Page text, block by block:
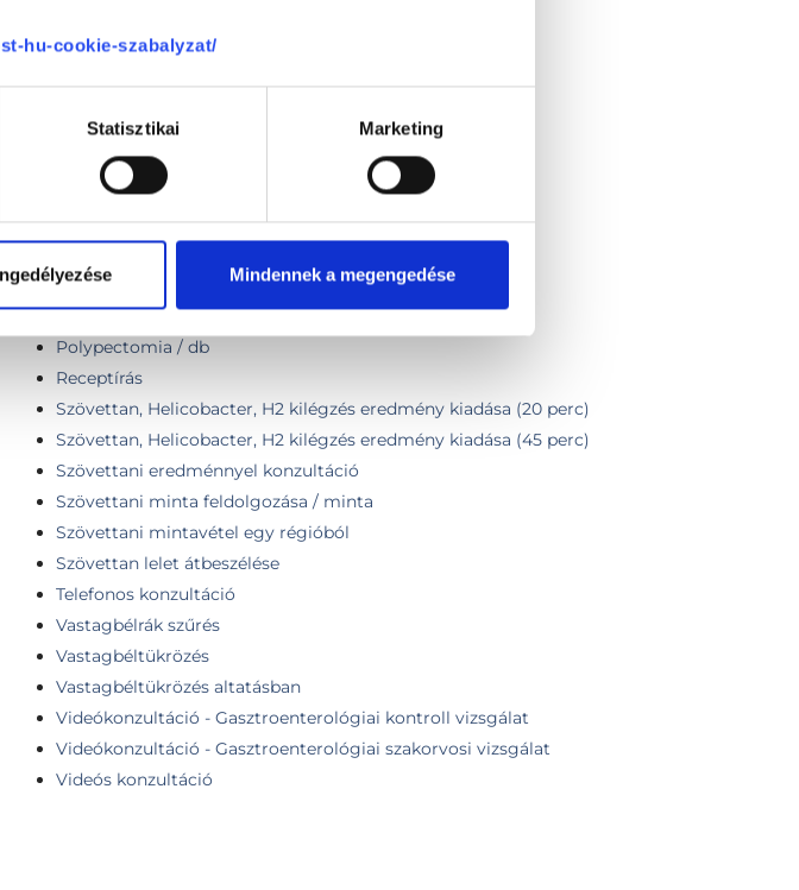
hu-cookie-szabalyzat/
Statisztikai Marketing
Mindennek a megengedése
Hasnyálmirigy funkciós teszt
Heliprobe kilégzési teszt követő szakorvosi konzultáció
Hétvégi konzultáció (feláras)
Kapszulás endoszkópia
Konzultáció, általános vizsgálat
Laktulóz kilégzési teszt
Leletértékelés
Polypectomia / db
Receptírás
Szövettan, Helicobacter, H2 kilégzés eredmény kiadása (20 perc)
Szövettan, Helicobacter, H2 kilégzés eredmény kiadása (45 perc)
Szövettani eredménnyel konzultáció
Szövettani minta feldolgozása / minta
Szövettani mintavétel egy régióból
Szövettan lelet átbeszélése
Telefonos konzultáció
Vastagbélrák szűrés
Vastagbéltükrözés
Vastagbéltükrözés altatásban
Videókonzultáció - Gasztroenterológiai kontroll vizsgálat
Videókonzultáció - Gasztroenterológiai szakorvosi vizsgálat
Videós konzultáció